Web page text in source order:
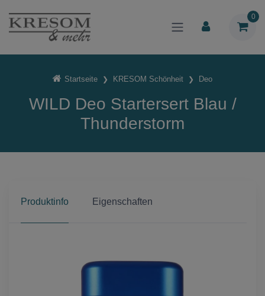
0
Startseite KRESOM Schönheit Deo
WILD Deo Startersert Blau /
Thunderstorm
Produktinfo Eigenschaften